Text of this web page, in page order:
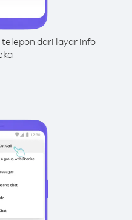
dari layar info